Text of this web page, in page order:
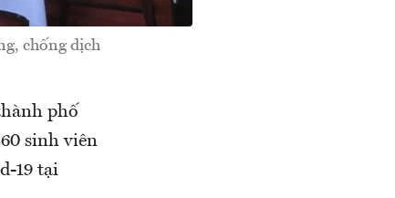
chống dịch
phố
sinh viên
19 tại